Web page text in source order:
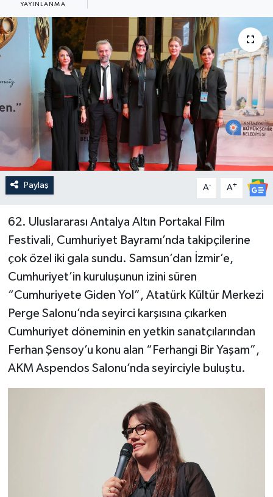
YAYINLANMA
Paylaş A- A+
62. Uluslararası Antalya Altın Portakal Film
Festivali, Cumhuriyet Bayramı’nda takipçilerine
çok özel iki gala sundu. Samsun’dan İzmir’e,
Cumhuriyet’in kuruluşunun izini süren
“Cumhuriyete Giden Yol”, Atatürk Kültür Merkezi
Perge Salonu’nda seyirci karşısına çıkarken
Cumhuriyet döneminin en yetkin sanatçılarından
Ferhan Şensoy’u konu alan “Ferhangi Bir Yaşam”,
AKM Aspendos Salonu’nda seyirciyle buluştu.
Görüntülü Haber
Güncel
Kültür & Sanat
Magazin
Resmi İlan
Sağlık & Yaşam
Spor
Haber Arşivi